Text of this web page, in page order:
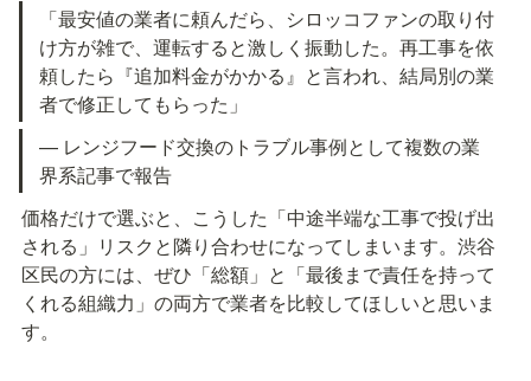
「最安値の業者に頼んだら、シロッコファンの取り付
け方が雑で、運転すると激しく振動した。再工事を依
頼したら『追加料金がかかる』と言われ、結局別の業
者で修正してもらった」
— レンジフード交換のトラブル事例として複数の業
界系記事で報告
価格だけで選ぶと、こうした「中途半端な工事で投げ出
される」リスクと隣り合わせになってしまいます。渋谷
区民の方には、ぜひ「総額」と「最後まで責任を持って
くれる組織力」の両方で業者を比較してほしいと思いま
す。